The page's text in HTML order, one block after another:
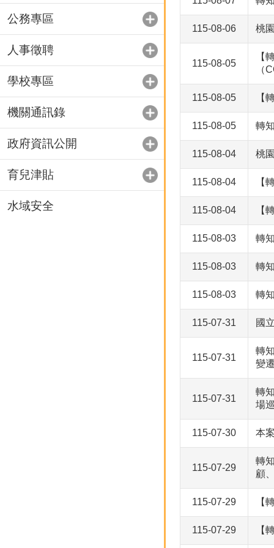
公務專區
人事徵聘
學校專區
機關通訊錄
政府資訊公開
育兒津貼
水域安全
115-08-06 桃
115-08-05
【
（
115-08-05 【
115-08-05 轉
115-08-04 桃
115-08-04 【
115-08-04 【
115-08-03 轉
115-08-03 轉
115-08-03 轉
115-07-31 國
115-07-31
轉
變
115-07-31
轉
場
115-07-30 本
115-07-29
轉
顧
115-07-29 【
115-07-29 【